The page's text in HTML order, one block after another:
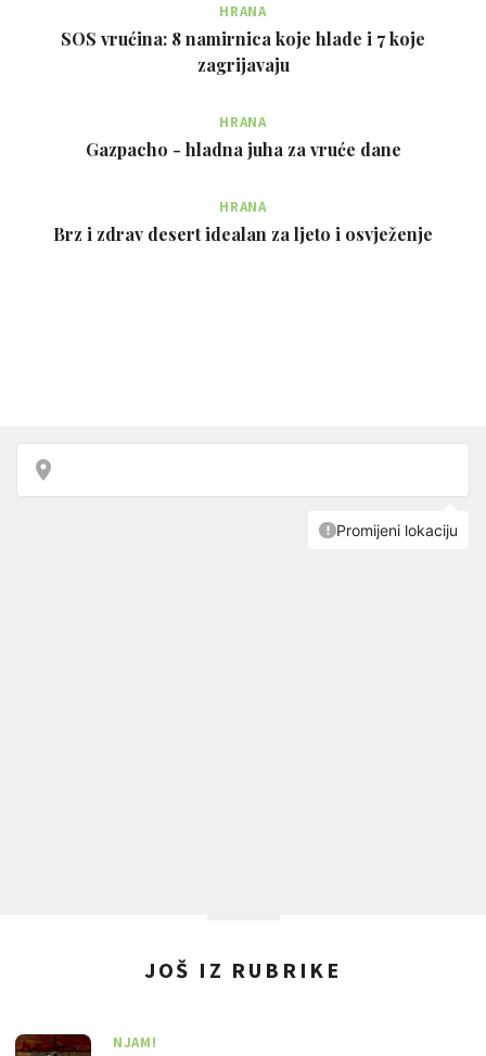
HRANA
SOS vrućina: 8 namirnica koje hlade i 7 koje
zagrijavaju
HRANA
Gazpacho - hladna juha za vruće dane
HRANA
Brz i zdrav desert idealan za ljeto i osvježenje
JOŠ IZ RUBRIKE
NJAM!